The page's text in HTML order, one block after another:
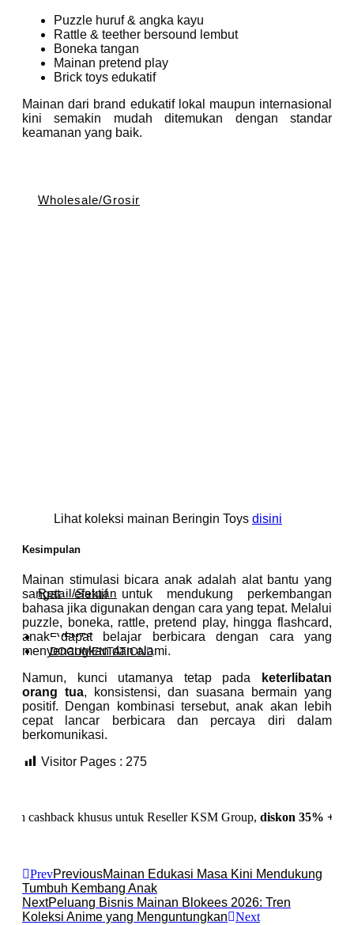
Wholesale/Grosir
Retail/Satuan
EVENTS
DOCUMENTATION
Puzzle huruf & angka kayu
Rattle & teether bersound lembut
Boneka tangan
Mainan pretend play
Brick toys edukatif
Mainan dari brand edukatif lokal maupun internasional
kini semakin mudah ditemukan dengan standar
keamanan yang baik.
Lihat koleksi mainan Beringin Toys disini
Kesimpulan
Mainan stimulasi bicara anak adalah alat bantu yang
sangat efektif untuk mendukung perkembangan
bahasa jika digunakan dengan cara yang tepat. Melalui
puzzle, boneka, rattle, pretend play, hingga flashcard,
anak dapat belajar berbicara dengan cara yang
menyenangkan dan alami.
Namun, kunci utamanya tetap pada
keterlibatan
orang tua, konsistensi, dan suasana bermain yang
positif. Dengan kombinasi tersebut, anak akan lebih
cepat lancar berbicara dan percaya diri dalam
berkomunikasi.
Visitor Pages : 275
khusus untuk Reseller KSM Group,diskon 35% + Cashback
PrevPreviousMainan Edukasi Masa Kini Mendukung
Tumbuh Kembang Anak
NextPeluang Bisnis Mainan Blokees 2026: Tren
Koleksi Anime yang Menguntungkan
Next